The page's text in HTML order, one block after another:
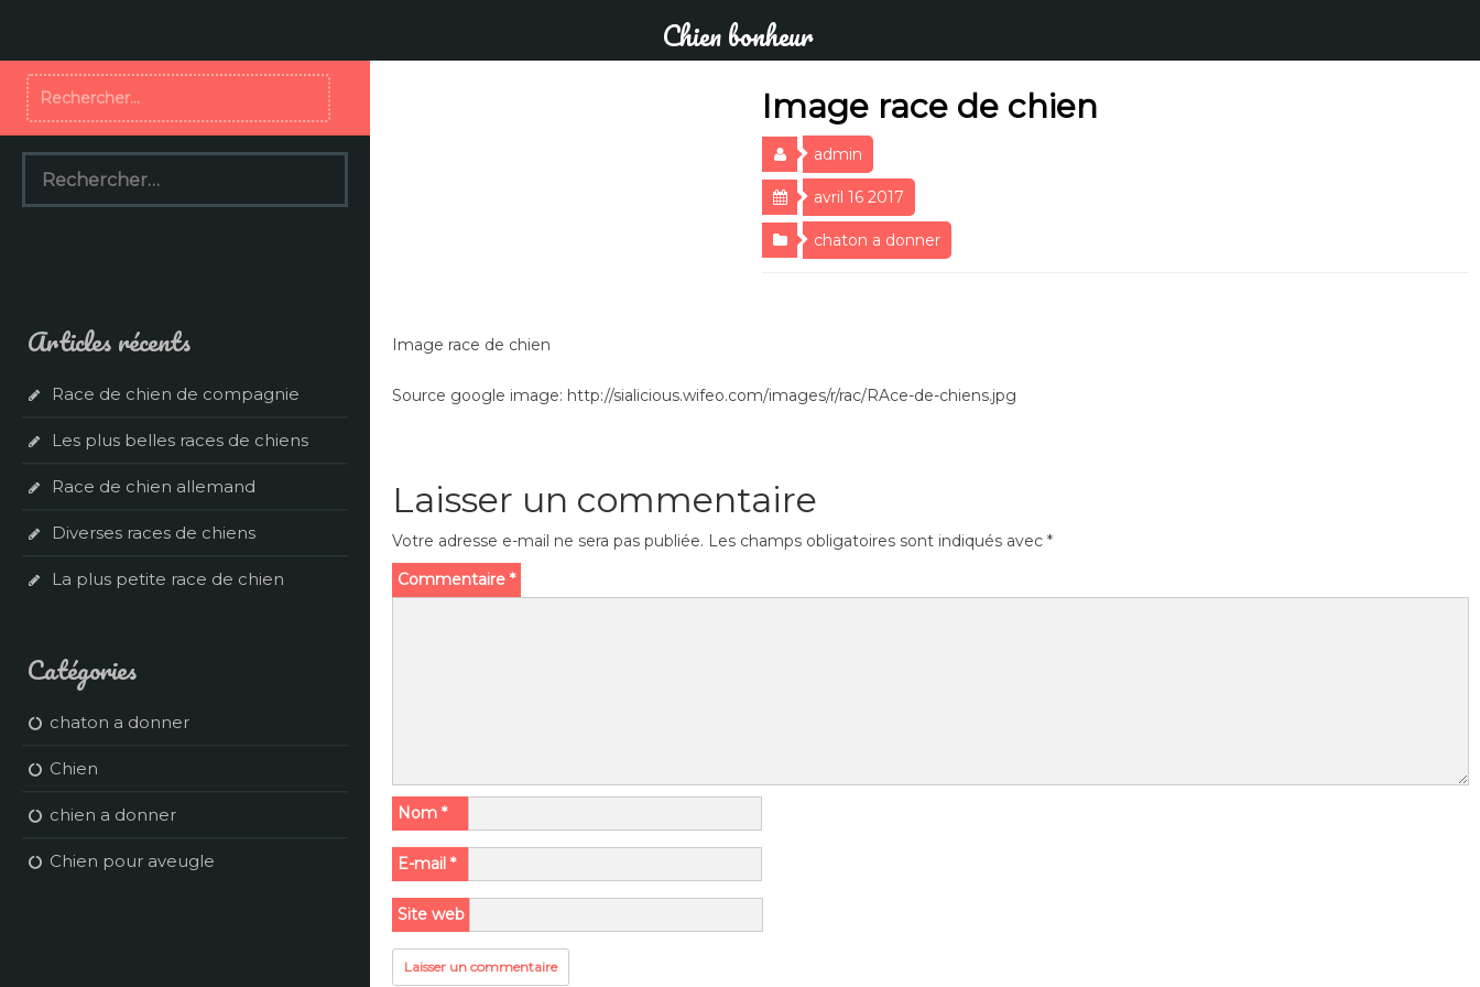
Chien bonheur
Image race de chien
admin
avril 16 2017
chaton a donner
Image race de chien
Source google image: http://sialicious.wifeo.com/images/r/rac/RAce-de-chiens.jpg
Laisser un commentaire
Votre adresse e-mail ne sera pas publiée. Les champs obligatoires sont indiqués avec *
Commentaire *
Nom *
E-mail *
Site web
Rechercher :
Rechercher :
Articles récents
Race de chien de compagnie
Les plus belles races de chiens
Race de chien allemand
Diverses races de chiens
La plus petite race de chien
Catégories
chaton a donner
Chien
chien a donner
Chien pour aveugle